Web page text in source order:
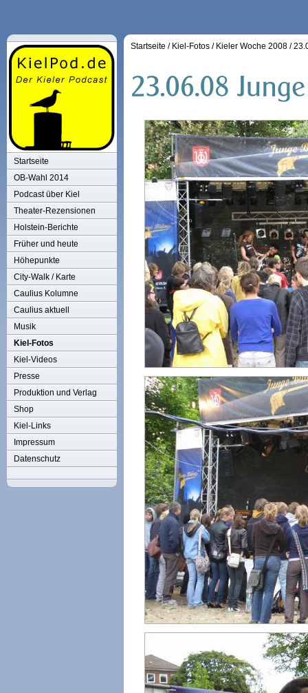
Startseite
OB-Wahl 2014
Podcast über Kiel
Theater-Rezensionen
Holstein-Berichte
Früher und heute
Höhepunkte
City-Walk / Karte
Caulius Kolumne
Caulius aktuell
Musik
Kiel-Fotos
Kiel-Videos
Presse
Produktion und Verlag
Shop
Kiel-Links
Impressum
Datenschutz
Startseite / Kiel-Fotos / Kieler Woche 2008 /